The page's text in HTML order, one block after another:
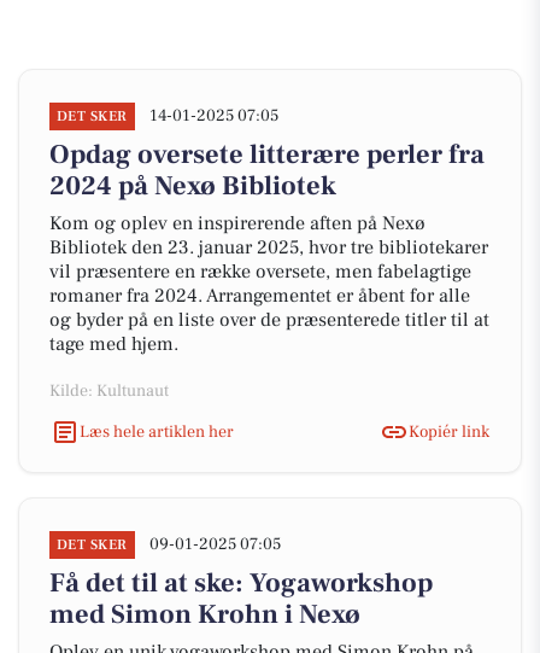
DET SKER 14-01-2025 07:05
Opdag oversete litterære perler fra
2024 på Nexø Bibliotek
Kom og oplev en inspirerende aften på Nexø
Bibliotek den 23. januar 2025, hvor tre bibliotekarer
vil præsentere en række oversete, men fabelagtige
romaner fra 2024. Arrangementet er åbent for alle
og byder på en liste over de præsenterede titler til at
tage med hjem.
Kilde: Kultunaut
Læs hele artiklen her
Kopiér link
DET SKER 09-01-2025 07:05
Få det til at ske: Yogaworkshop
med Simon Krohn i Nexø